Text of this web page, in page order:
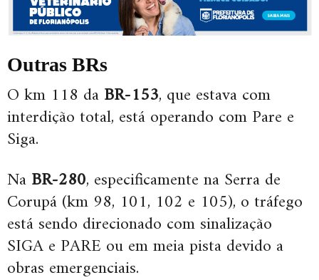
Outras BRs
O km 118 daBR-153, que estava com
interdição total, está operando com Pare e
Siga.
NaBR-280, especificamente na Serra de
Corupá (km 98, 101, 102 e 105), o tráfego
está sendo direcionado com sinalização
SIGA e PARE ou em meia pista devido a
obras emergenciais.